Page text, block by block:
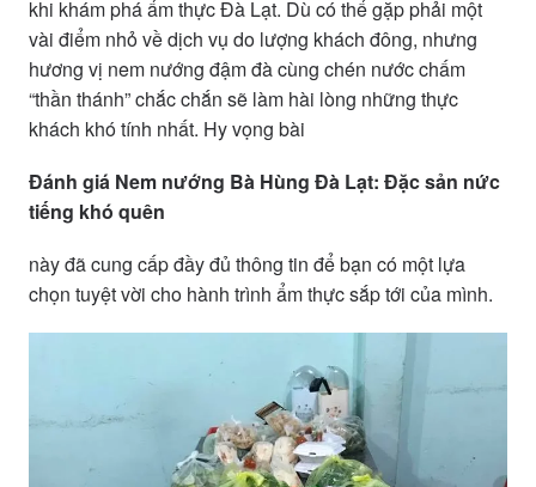
khi khám phá ẩm thực Đà Lạt. Dù có thể gặp phải một
vài điểm nhỏ về dịch vụ do lượng khách đông, nhưng
hương vị nem nướng đậm đà cùng chén nước chấm
“thần thánh” chắc chắn sẽ làm hài lòng những thực
khách khó tính nhất. Hy vọng bài
Đánh giá Nem nướng Bà Hùng Đà Lạt: Đặc sản nức
tiếng khó quên
này đã cung cấp đầy đủ thông tin để bạn có một lựa
chọn tuyệt vời cho hành trình ẩm thực sắp tới của mình.